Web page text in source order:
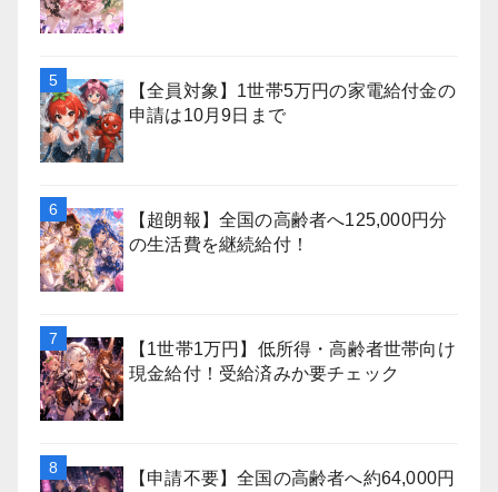
【全員対象】1世帯5万円の家電給付金の
申請は10月9日まで
【超朗報】全国の高齢者へ125,000円分
の生活費を継続給付！
【1世帯1万円】低所得・高齢者世帯向け
現金給付！受給済みか要チェック
【申請不要】全国の高齢者へ約64,000円